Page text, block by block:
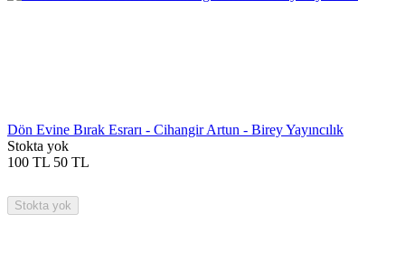
Dön Evine Bırak Esrarı - Cihangir Artun - Birey Yayıncılık
Stokta yok
100 TL 50 TL
Stokta yok